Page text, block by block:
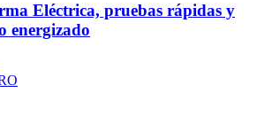
Eléctrica, pruebas rápidas y
energizado